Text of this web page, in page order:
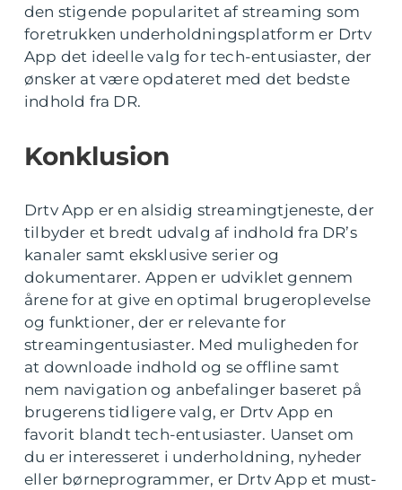
den stigende popularitet af streaming som
foretrukken underholdningsplatform er Drtv
App det ideelle valg for tech-entusiaster, der
ønsker at være opdateret med det bedste
indhold fra DR.
Konklusion
Drtv App er en alsidig streamingtjeneste, der
tilbyder et bredt udvalg af indhold fra DR’s
kanaler samt eksklusive serier og
dokumentarer. Appen er udviklet gennem
årene for at give en optimal brugeroplevelse
og funktioner, der er relevante for
streamingentusiaster. Med muligheden for
at downloade indhold og se offline samt
nem navigation og anbefalinger baseret på
brugerens tidligere valg, er Drtv App en
favorit blandt tech-entusiaster. Uanset om
du er interesseret i underholdning, nyheder
eller børneprogrammer, er Drtv App et must-